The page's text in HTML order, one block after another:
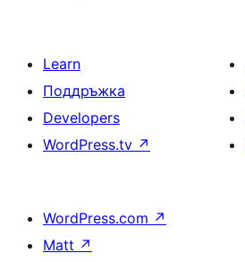
Learn
Поддръжка
Developers
WordPress.tv ↗
WordPress.com ↗
Matt ↗